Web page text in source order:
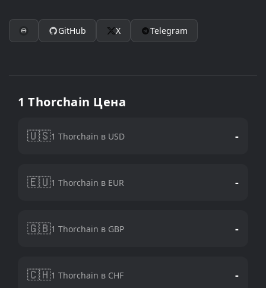
GitHub X Telegram
1 Thorchain Цена
🇺🇸1 Thorchain в USD -
🇪🇺1 Thorchain в EUR -
🇬🇧1 Thorchain в GBP -
🇨🇭1 Thorchain в CHF -